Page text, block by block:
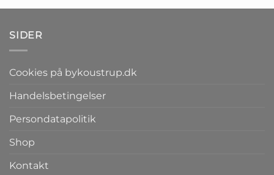
SIDER
Cookies på bykoustrup.dk
Handelsbetingelser
Persondatapolitik
Shop
Kontakt